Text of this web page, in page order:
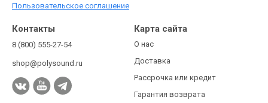
Пользовательское соглашение
Контакты
8 (800) 555-27-54
shop@polysound.ru
Карта сайта
О нас
Доставка
Рассрочка или кредит
Гарантия возврата